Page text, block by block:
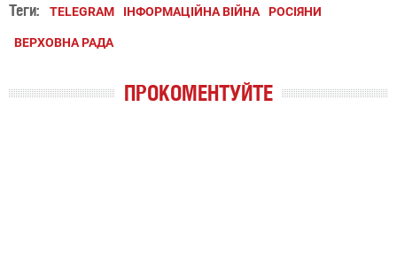
Теги: TELEGRAM ІНФОРМАЦІЙНА ВІЙНА РОСІЯНИ
ВЕРХОВНА РАДА
ПРОКОМЕНТУЙТЕ